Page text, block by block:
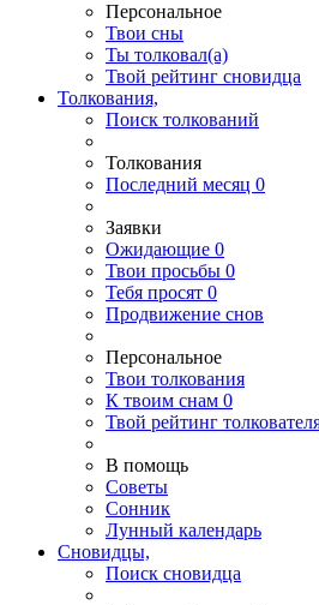
Персональное
Твои сны
Ты толковал(а)
Твой рейтинг сновидца
Толкования,
Поиск толкований
Толкования
Последний месяц 0
Заявки
Ожидающие 0
Твои просьбы 0
Тебя просят 0
Продвижение снов
Персональное
Твои толкования
К твоим снам 0
Твой рейтинг
В помощь
Советы
Сонник
Лунный календарь
Сновидцы,
Поиск сновидца